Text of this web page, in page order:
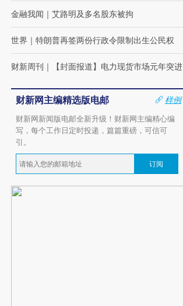
金融我闻 ｜ 艾路明及多名股东被拘
世界 ｜ 特朗普再签两份行政令限制出生公民权
财新周刊 ｜ 【封面报道】电力现货市场元年突进
财新网主编精选版电邮
样例
财新网新闻版电邮全新升级！财新网主编精心编
写，每个工作日定时投递，篇篇重磅，可信可
引。
订阅